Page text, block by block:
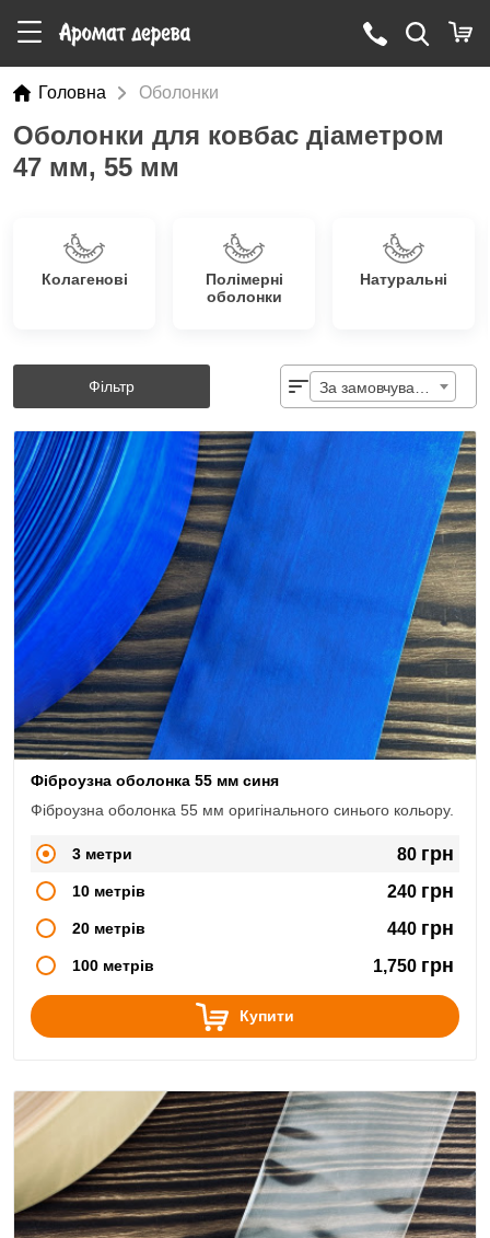
Головна Оболонки
Оболонки для ковбас діаметром
47 мм, 55 мм
Колагенові
Полімерні
оболонки
Натуральні
Фільтр
Фіброузна оболонка 55 мм синя
Фіброузна оболонка 55 мм оригінального синього кольору.
3 метри 80 грн
10 метрів 240 грн
20 метрів 440 грн
100 метрів 1,750 грн
Купити